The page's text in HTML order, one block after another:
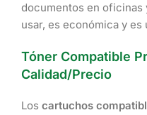
documentos en oficinas
usar, es económica y es
Tóner Compatible
Calidad/Precio
Los cartuchos